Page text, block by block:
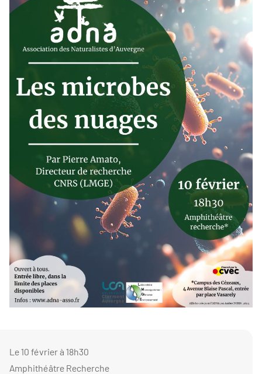
Le 10 février à 18h30
Amphithéâtre Recherche